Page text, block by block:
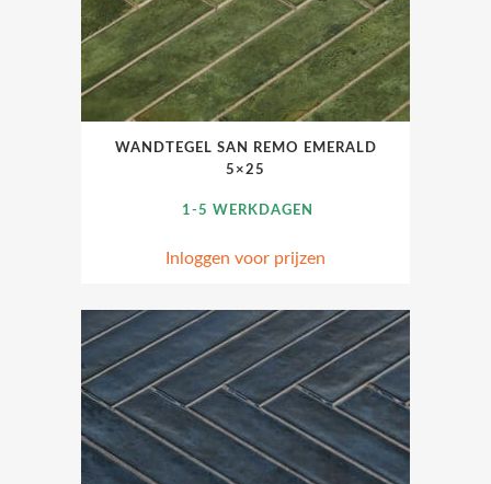
WANDTEGEL SAN REMO EMERALD
5×25
1-5 WERKDAGEN
Inloggen voor prijzen